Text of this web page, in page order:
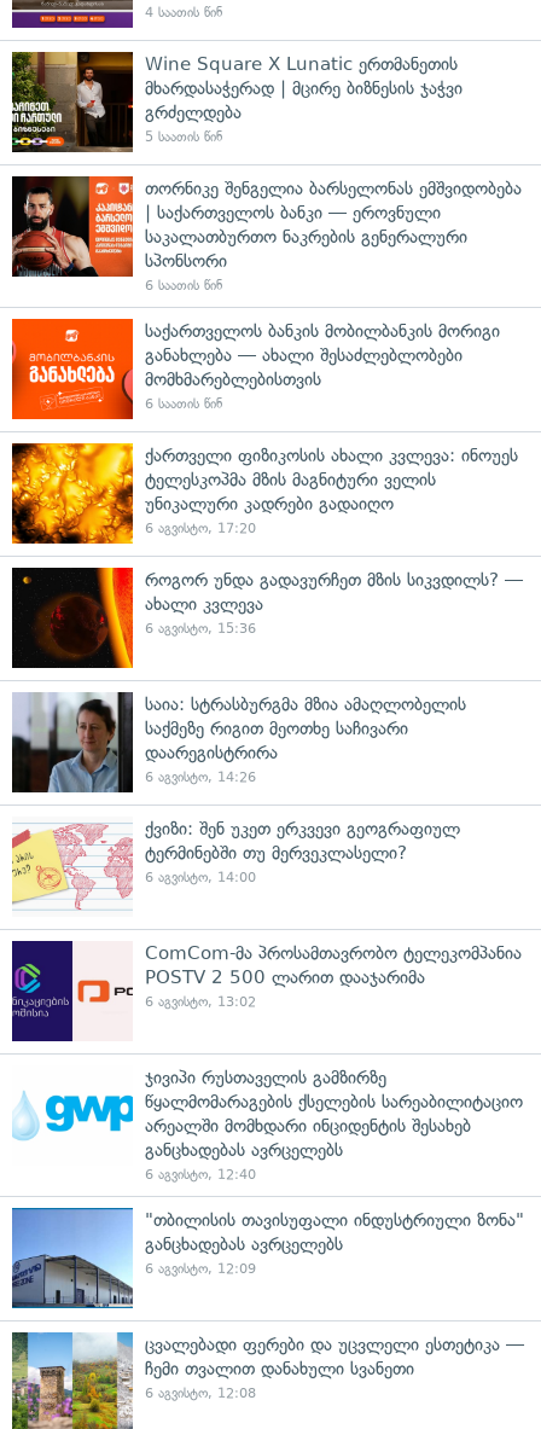
4 საათის წინ
Wine Square X Lunatic ერთმანეთის
მხარდასაჭერად | მცირე ბიზნესის ჯაჭვი
გრძელდება
5 საათის წინ
თორნიკე შენგელია ბარსელონას ემშვიდობება
| საქართველოს ბანკი — ეროვნული
საკალათბურთო ნაკრების გენერალური
სპონსორი
6 საათის წინ
საქართველოს ბანკის მობილბანკის მორიგი
განახლება — ახალი შესაძლებლობები
მომხმარებლებისთვის
6 საათის წინ
ქართველი ფიზიკოსის ახალი კვლევა: ინოუეს
ტელესკოპმა მზის მაგნიტური ველის
უნიკალური კადრები გადაიღო
6 აგვისტო, 17:20
როგორ უნდა გადავურჩეთ მზის სიკვდილს? —
ახალი კვლევა
6 აგვისტო, 15:36
საია: სტრასბურგმა მზია ამაღლობელის
საქმეზე რიგით მეოთხე საჩივარი
დაარეგისტრირა
6 აგვისტო, 14:26
ქვიზი: შენ უკეთ ერკვევი გეოგრაფიულ
ტერმინებში თუ მერვეკლასელი?
6 აგვისტო, 14:00
ComCom-მა პროსამთავრობო ტელეკომპანია
POSTV 2 500 ლარით დააჯარიმა
6 აგვისტო, 13:02
ჯივიპი რუსთაველის გამზირზე
წყალმომარაგების ქსელების სარეაბილიტაციო
არეალში მომხდარი ინციდენტის შესახებ
განცხადებას ავრცელებს
6 აგვისტო, 12:40
"თბილისის თავისუფალი ინდუსტრიული ზონა"
განცხადებას ავრცელებს
6 აგვისტო, 12:09
ცვალებადი ფერები და უცვლელი ესთეტიკა —
ჩემი თვალით დანახული სვანეთი
6 აგვისტო, 12:08